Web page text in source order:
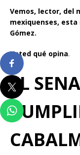
Vemos, lector, del
mexiquenses, esta
Gómez.
Usted qué opina.
EL